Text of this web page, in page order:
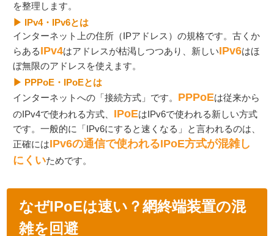
を整理します。
▶ IPv4・IPv6とは
インターネット上の住所（IPアドレス）の規格です。古くか
らあるIPv4はアドレスが枯渇しつつあり、新しいIPv6はほ
ぼ無限のアドレスを使えます。
▶ PPPoE・IPoEとは
インターネットへの「接続方式」です。 PPPoEは従来から
のIPv4で使われる方式、 IPoEはIPv6で使われる新しい方式
です。一般的に「IPv6にすると速くなる」と言われるのは、
正確にはIPv6の通信で使われるIPoE方式が混雑し
にくいためです。
なぜIPoEは速い？網終端装置の混
雑を回避